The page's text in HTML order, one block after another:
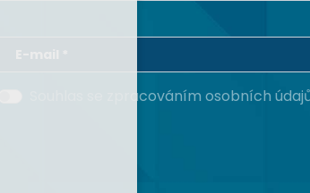
Souhlas se zpracováním osobních